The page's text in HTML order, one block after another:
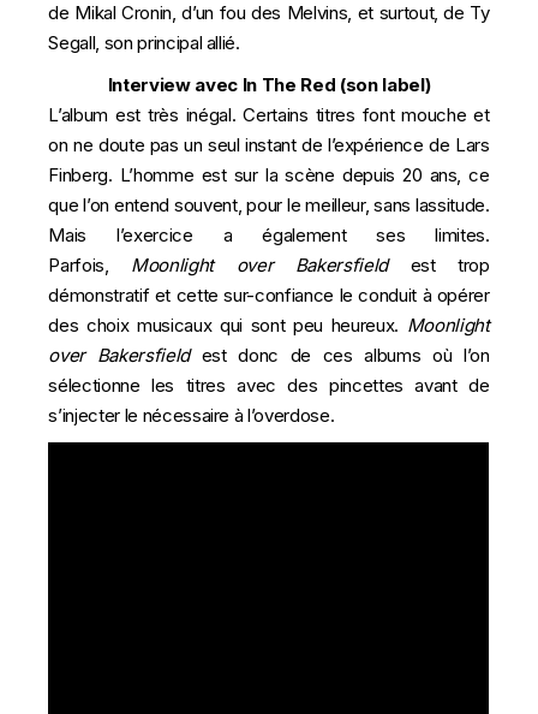
de Mikal Cronin, d’un fou des Melvins, et surtout, de Ty
Segall, son principal allié.
Interview avec In The Red (son label)
L’album est très inégal. Certains titres font mouche et
on ne doute pas un seul instant de l’expérience de Lars
Finberg. L’homme est sur la scène depuis 20 ans, ce
que l’on entend souvent, pour le meilleur, sans lassitude.
Mais l’exercice a également ses limites.
Parfois, Moonlight over Bakersfield est trop
démonstratif et cette sur-confiance le conduit à opérer
des choix musicaux qui sont peu heureux. Moonlight
over Bakersfield est donc de ces albums où l’on
sélectionne les titres avec des pincettes avant de
s’injecter le nécessaire à l’overdose.